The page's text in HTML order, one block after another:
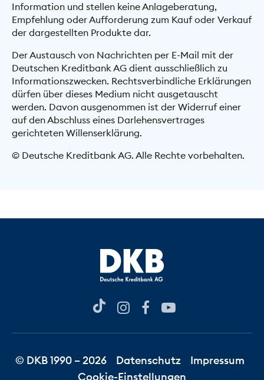
Information und stellen keine Anlageberatung,
Empfehlung oder Aufforderung zum Kauf oder Verkauf
der dargestellten Produkte dar.
Der Austausch von Nachrichten per E-Mail mit der
Deutschen Kreditbank AG dient ausschließlich zu
Informationszwecken. Rechtsverbindliche Erklärungen
dürfen über dieses Medium nicht ausgetauscht
werden. Davon ausgenommen ist der Widerruf einer
auf den Abschluss eines Darlehensvertrages
gerichteten Willenserklärung.
© Deutsche Kreditbank AG. Alle Rechte vorbehalten.
© DKB 1990 – 2026 Datenschutz
Impressum
Cookie-Einstellungen